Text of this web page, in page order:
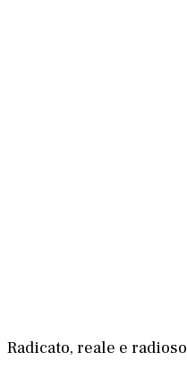
Radicato, reale e radioso